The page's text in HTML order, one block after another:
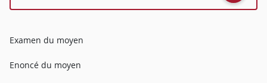
Examen du moyen
Enoncé du moyen